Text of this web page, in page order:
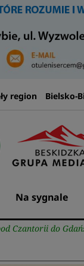
region Bielsko-
Na sygnale
Czantorii do